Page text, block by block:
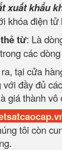
xuất khẩu
khóa điện
từ: Là
các
tại cửa
với đầy đủ
giá thành
tôi còn